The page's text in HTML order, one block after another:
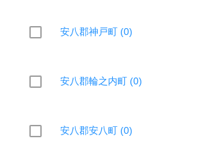
安八郡神戸町 (0)
安八郡輪之内町 (0)
安八郡安八町 (0)